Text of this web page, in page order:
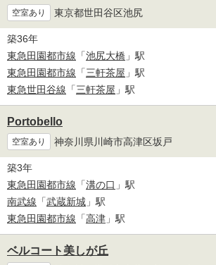
空室あり 東京都世田谷区池尻
築36年
東急田園都市線 「池尻大橋 」駅
東急田園都市線 「三軒茶屋 」駅
東急世田谷線 「三軒茶屋 」駅
Portobello
空室あり 神奈川県川崎市高津区坂戸
築3年
東急田園都市線 「溝の口 」駅
南武線 「武蔵新城 」駅
東急田園都市線 「高津 」駅
ベルコート美しが丘